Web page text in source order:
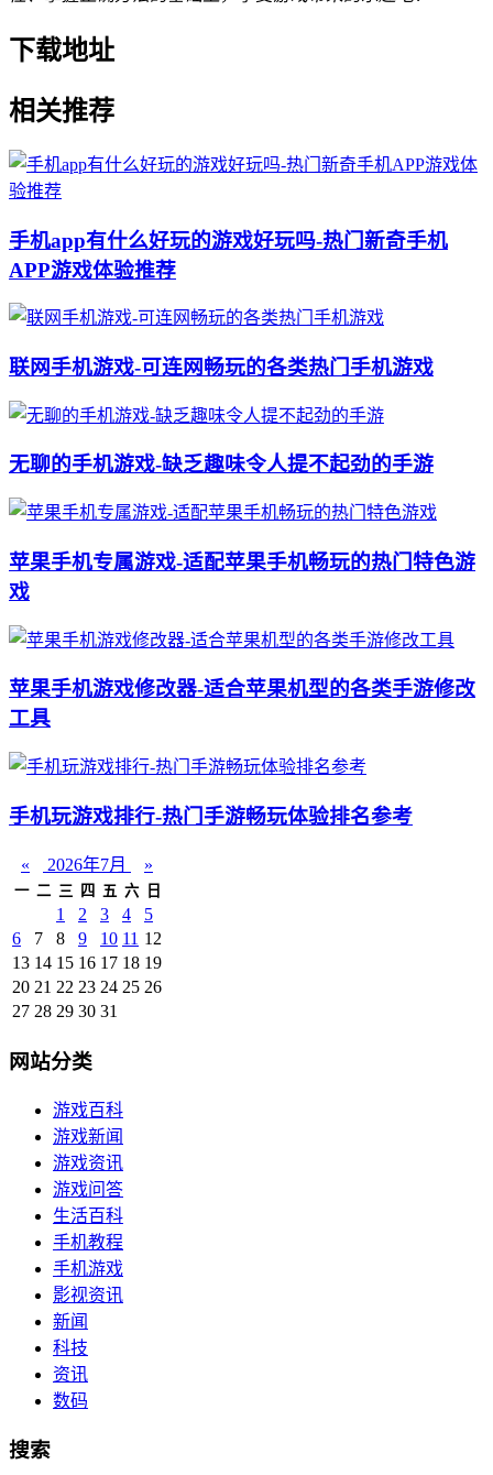
下载地址
相关推荐
手机app有什么好玩的游戏好玩吗-热门新奇手机
APP游戏体验推荐
联网手机游戏-可连网畅玩的各类热门手机游戏
无聊的手机游戏-缺乏趣味令人提不起劲的手游
苹果手机专属游戏-适配苹果手机畅玩的热门特色游
戏
苹果手机游戏修改器-适合苹果机型的各类手游修改
工具
手机玩游戏排行-热门手游畅玩体验排名参考
« 2026年7月 »
一 二 三 四 五 六 日
1 2 3 4
5
6
7 8 9 10 11 12
13 14 15 16 17 18 19
20 21 22 23 24 25 26
27 28 29 30 31
网站分类
游戏百科
游戏新闻
游戏资讯
游戏问答
生活百科
手机教程
手机游戏
影视资讯
新闻
科技
资讯
数码
搜索